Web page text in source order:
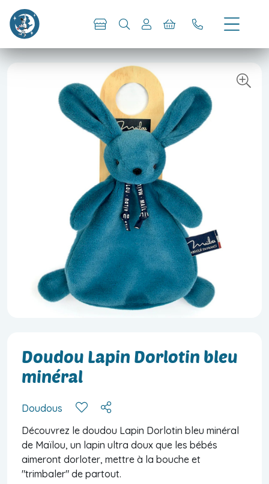
Doudou Lapin Dorlotin bleu
minéral
Doudous
Découvrez le doudou Lapin Dorlotin bleu minéral
de Maïlou, un lapin ultra doux que les bébés
aimeront dorloter, mettre à la bouche et
"trimbaler" de partout.